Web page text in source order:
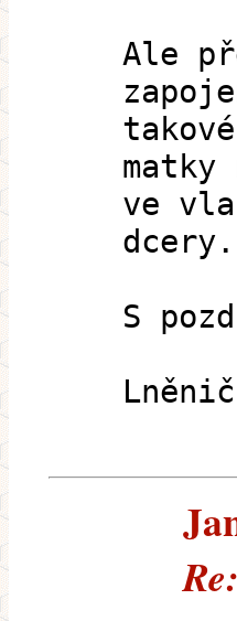
Ale
matky
ve
dcery.
S